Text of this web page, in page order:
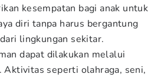
kesempatan bagi anak untuk
diri tanpa harus bergantung
lingkungan sekitar.
dapat dilakukan melalui
Aktivitas seperti olahraga, seni,